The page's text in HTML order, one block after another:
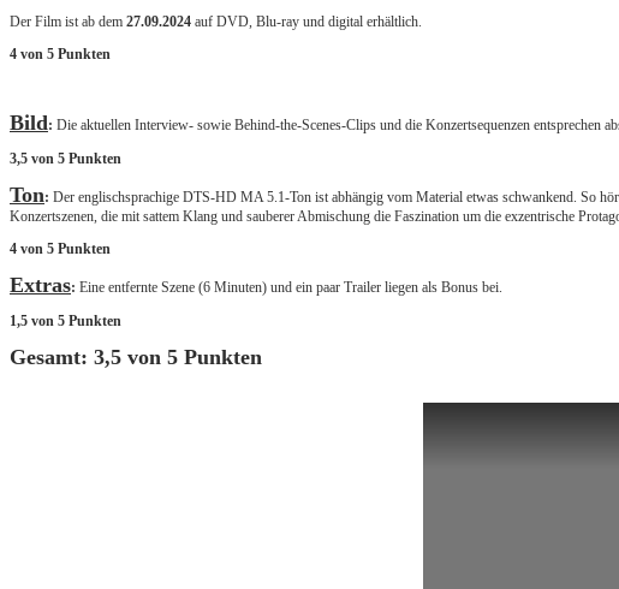
Der Film ist ab dem 27.09.2024 auf DVD, Blu-ray und digital erhältlich.
4 von 5 Punkten
Bild: Die aktuellen Interview- sowie Behind-the-Scenes-Clips und die Konzertsequenzen
3,5 von 5 Punkten
Ton: Der englischsprachige DTS-HD MA 5.1-Ton ist abhängig vom Material etwas schwankend. So
Konzertszenen, die mit sattem Klang und sauberer Abmischung die Faszination um die exzentrische
4 von 5 Punkten
Extras: Eine entfernte Szene (6 Minuten) und ein paar Trailer liegen als Bonus bei.
1,5 von 5 Punkten
Gesamt: 3,5 von 5 Punkten